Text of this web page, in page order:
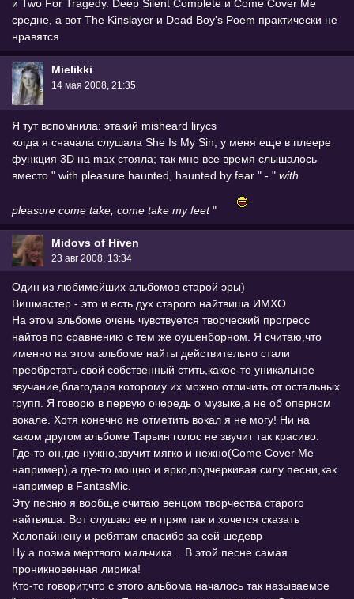
и Two For Tragedy. Deep Silent Complete и Come Cover Me
средне, а вот The Kinslayer и Dead Boy's Poem практически не
нравятся.
Mielikki
14 мая 2008, 21:35
Я тут вспомнила: этакий misheard lirycs
когда я сначала слушала She Is My Sin, у меня еще в плеере
функция 3D на max стояла; так мне все время слышалось
вместо " with pleasure haunted, haunted by fear " - " with
pleasure come take, come take my feet"
Midovs of Hiven
23 авг 2008, 13:34
Один из любимейших альбомов старой эры)
Вишмастер - это и есть дух старого найтвиша ИМХО
На этом альбоме очень чувствуется творческий прогресс
найтов по сравнению с тем же оушенборном. Я считаю,что
именно на этом альбоме найты действительно стали
преобретать свой собственный стить,какое-то уникальное
звучание,благодаря которому их можно отличить от остальных
групп. Я говорю в первую очередь о музыке,а не об оперном
вокале. Хотя конечно не отметить вокал я не могу! Ни на
каком другом альбоме Тарьин голос не звучит так красиво.
Где-то он,где нужно,звучит мягко и нежно(Come Cover Me
например),а где-то мощно и ярко,подчеркивая силу песни,как
например в FantasMic.
Эту песню я вообще считаю венцом творчества старого
найтвиша. Вот слушаю ее и прям так и хочется сказать
Холопайнену и ребятам спасибо за сей шедевр
Ну а поэма мертвого мальчика... В этой песне самая
проникновенная лирика!
Кто-то говорит,что с этого альбома началось так называемое